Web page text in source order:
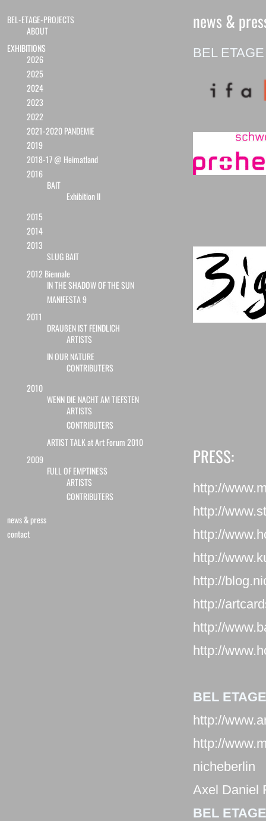
BEL-ETAGE-PROJECTS
ABOUT
EXHIBITIONS
2026
2025
2024
2023
2022
2021-2020 PANDEMIE
2019
2018-17 @ Heimatland
2016
BAIT
Exhibition II
2015
2014
2013
SLUG BAIT
2012 Biennale
IN THE SHADOW OF THE SUN
MANIFESTA 9
2011
DRAUßEN IST FEINDLICH
ARTISTS
IN OUR NATURE
CONTRIBUTERS
2010
WENN DIE NACHT AM TIEFSTEN
ARTISTS
CONTRIBUTERS
ARTIST TALK at Art Forum 2010
2009
FULL OF EMPTINESS
ARTISTS
CONTRIBUTERS
news & press
contact
news &
BEL
PRESS:
http://
http://
http://
http://
http://
http://
http://
http://
BEL
http://
http://
nicheberlin
Axel Daniel
BEL ETAGE